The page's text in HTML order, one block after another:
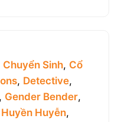
Chuyển Sinh, Cổ
, Detective,
, Gender Bender,
Huyền Huyễn,